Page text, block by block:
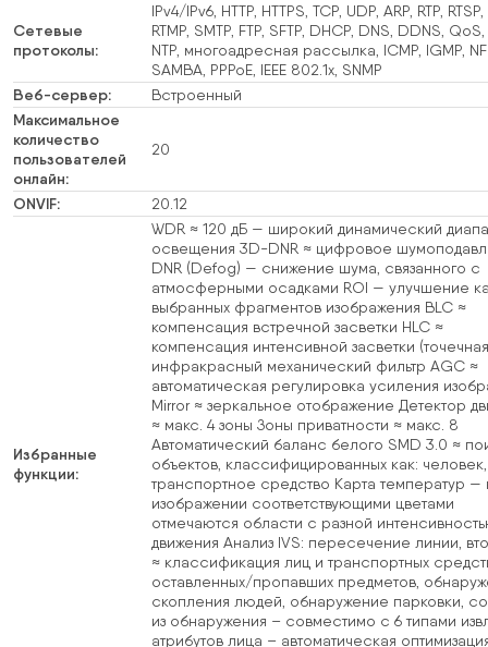
Сетевые
протоколы:
IPv4/IPv6, HTTP, HTTPS, TCP, UDP, ARP, RTP, RTSP,
RTMP, SMTP, FTP, SFTP, DHCP, DNS, DDNS, QoS,
NTP, многоадресная рассылка, ICMP, IGMP,
SAMBA, PPPoE, IEEE 802.1x, SNMP
Веб-сервер: Встроенный
Максимальное
количество
пользователей
онлайн:
20
ONVIF: 20.12
Избранные
функции:
WDR ≈ 120 дБ — широкий динамический
освещения 3D-DNR ≈ цифровое
DNR (Defog) — снижение шума, связанного с
атмосферными осадками ROI — улучшение
выбранных фрагментов изображения BLC ≈
компенсация встречной засветки HLC ≈
компенсация интенсивной засветки
инфракрасный механический фильтр AGC ≈
автоматическая регулировка усиления
Mirror ≈ зеркальное отображение Детектор
≈ макс. 4 зоны Зоны приватности ≈ макс. 8
Автоматический баланс белого SMD 3.0 ≈
объектов, классифицированных как: человек,
транспортное средство Карта температур —
изображении соответствующими цветами
отмечаются области с разной
движения Анализ IVS: пересечение линии,
≈ классификация лиц и транспортных
оставленных/пропавших предметов,
скопления людей, обнаружение парковки,
из обнаружения – совместимо с 6 типами
атрибутов лица – автоматическая